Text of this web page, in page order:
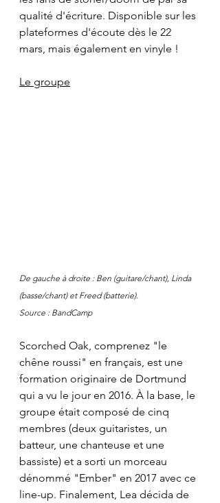
qualité d'écriture. Disponible sur les
plateformes d'écoute dès le 22
mars, mais également en vinyle !
Le groupe
De gauche à droite : Ben (guitare/chant), Linda
(basse/chant) et Freed (batterie).
Source : BandCamp
Scorched Oak, comprenez "le
chêne roussi" en français, est une
formation originaire de Dortmund
qui a vu le jour en 2016. À la base, le
groupe était composé de cinq
membres (deux guitaristes, un
batteur, une chanteuse et une
bassiste) et a sorti un morceau
dénommé "Ember" en 2017 avec ce
line-up. Finalement, Lea décida de